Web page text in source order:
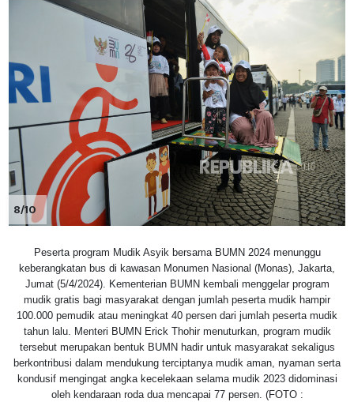
8/10
Peserta program Mudik Asyik bersama BUMN 2024 menunggu
keberangkatan bus di kawasan Monumen Nasional (Monas), Jakarta,
Jumat (5/4/2024). Kementerian BUMN kembali menggelar program
mudik gratis bagi masyarakat dengan jumlah peserta mudik hampir
100.000 pemudik atau meningkat 40 persen dari jumlah peserta mudik
tahun lalu. Menteri BUMN Erick Thohir menuturkan, program mudik
tersebut merupakan bentuk BUMN hadir untuk masyarakat sekaligus
berkontribusi dalam mendukung terciptanya mudik aman, nyaman serta
kondusif mengingat angka kecelekaan selama mudik 2023 didominasi
oleh kendaraan roda dua mencapai 77 persen. (FOTO :